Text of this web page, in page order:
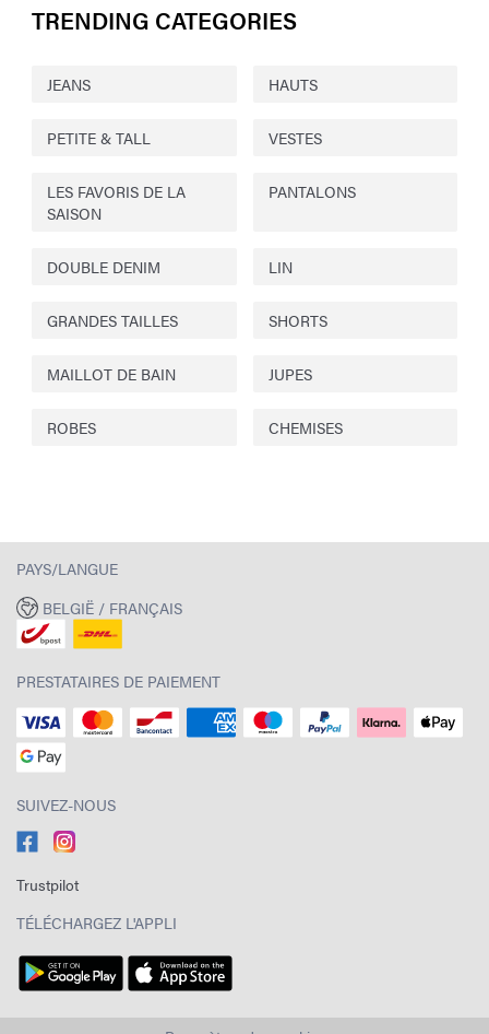
TRENDING CATEGORIES
JEANS HAUTS
PETITE & TALL VESTES
LES FAVORIS DE LA
SAISON
PANTALONS
DOUBLE DENIM LIN
GRANDES TAILLES SHORTS
MAILLOT DE BAIN JUPES
ROBES CHEMISES
PAYS/LANGUE
BELGIË / FRANÇAIS
PRESTATAIRES DE PAIEMENT
SUIVEZ-NOUS
Trustpilot
TÉLÉCHARGEZ L'APPLI